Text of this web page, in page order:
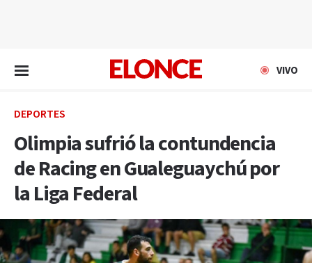
VIVO
DEPORTES
Olimpia sufrió la contundencia
de Racing en Gualeguaychú por
la Liga Federal